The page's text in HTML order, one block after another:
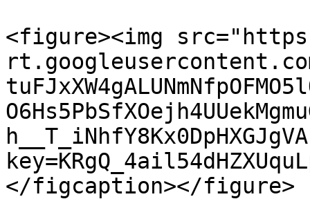
<figure><img
rt.googleusercontent.com/
</figcaption></figure>